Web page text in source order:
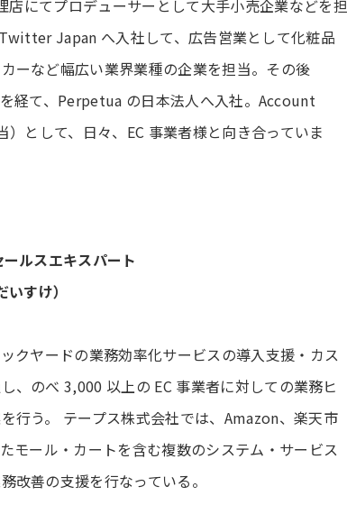
店にてプロデューサーとして大手小売企業などを担
Japan へ入社して、広告営業として化粧品
ーなど幅広い業界業種の企業を担当。その後
経て、Perpetua の日本法人へ入社。Account
として、日々、EC 事業者様と向き合っていま
ルスエキスパート
すけ）
クヤードの業務効率化サービスの導入支援・カス
、のべ 3,000 以上の EC 事業者に対しての業務ヒ
行う。 テープス株式会社では、Amazon、楽天市
モール・カートを含む複数のシステム・サービス
改善の支援を行なっている。